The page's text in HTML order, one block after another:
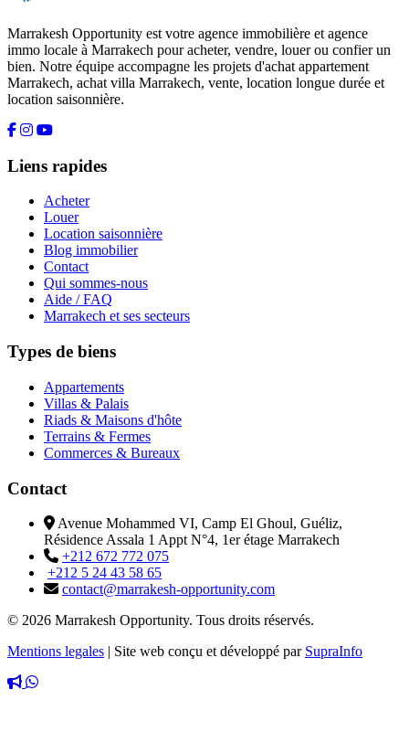
Marrakesh Opportunity est votre agence immobilière et agence
immo locale à Marrakech pour acheter, vendre, louer ou confier un
bien. Notre équipe accompagne les projets d'achat appartement
Marrakech, achat villa Marrakech, vente, location longue durée et
location saisonnière.
Liens rapides
Acheter
Louer
Location saisonnière
Blog immobilier
Contact
Qui sommes-nous
Aide / FAQ
Marrakech et ses secteurs
Types de biens
Appartements
Villas & Palais
Riads & Maisons d'hôte
Terrains & Fermes
Commerces & Bureaux
Contact
Avenue Mohammed VI, Camp El Ghoul, Guéliz,
Résidence Assala 1 Appt N°4, 1er étage Marrakech
+212 672 772 075
+212 5 24 43 58 65
contact@marrakesh-opportunity.com
© 2026 Marrakesh Opportunity. Tous droits réservés.
Mentions legales | Site web conçu et développé par SupraInfo